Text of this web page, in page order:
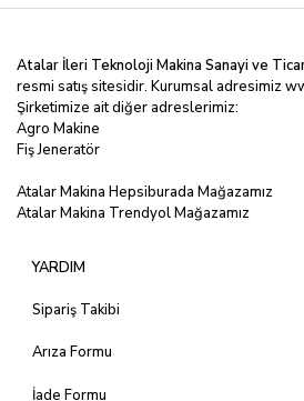
Atalar İleri Teknoloji Makina Sanayi ve
resmi satış sitesidir. Kurumsal adresimiz
Şirketimize ait diğer adreslerimiz:
Agro Makine
Fiş Jeneratör
Atalar Makina Hepsiburada Mağazamız
Atalar Makina Trendyol Mağazamız
YARDIM
Sipariş Takibi
Arıza Formu
İade Formu